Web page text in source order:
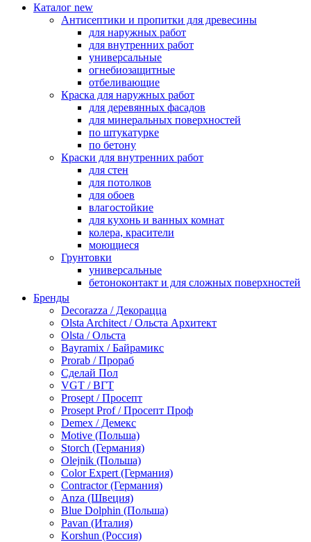
Каталог new
Антисептики и пропитки для древесины
для наружных работ
для внутренних работ
универсальные
огнебиозащитные
отбеливающие
Краска для наружных работ
для деревянных фасадов
для минеральных поверхностей
по штукатурке
по бетону
Краски для внутренних работ
для стен
для потолков
для обоев
влагостойкие
для кухонь и ванных комнат
колера, красители
моющиеся
Грунтовки
универсальные
бетоноконтакт и для сложных поверхностей
по металлу
антикорозийные
под декоративные штукатурки
для гипсокартона
под штукатурку
Герметик
акриловые
силиконовые универсальные, нейтральные
силиконовые санитарные (антигрибковые)
шовные для срубов
для кровли
для каминов
полиуретановые
Декоративные штукатурки и краски
краски для декора, патина
мокрый шелк
венецианские (эффект мрамора)
песок (эффект песчаных вихрей)
декоративная шпаклевка
Бренды
Decorazza / Декорацца
Olsta Architect / Ольста Архитект
Olsta / Ольста
Bayramix / Байрамикс
Prorab / Прораб
Сделай Пол
VGT / ВГТ
Prosept / Просепт
Prosept Prof / Просепт Проф
Demex / Демекс
Motive (Польша)
Storch (Германия)
Olejnik (Польша)
Color Expert (Германия)
Contractor (Германия)
Anza (Швеция)
Blue Dolphin (Польша)
Pavan (Италия)
Korshun (Россия)